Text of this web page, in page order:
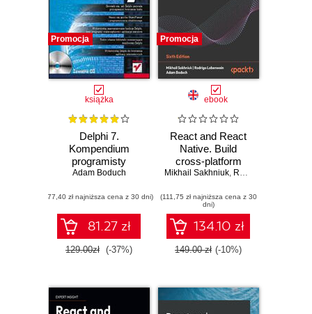
Promocja
książka
Delphi 7.
Kompendium
programisty
Adam Boduch
(77,40 zł najniższa cena z 30 dni)
81.27 zł
129.00zł (-37%)
Promocja
ebook
React and React
Native. Build
cross-platform
JavaScript and
for web and mobile
- Sixth Edition
Mikhail Sakhniuk, Rodrigo Lobenwein
(111,75 zł najniższa cena z 30
dni)
134.10 zł
149.00 zł (-10%)